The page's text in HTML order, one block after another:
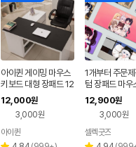
아이퀸 게이밍 마우스
키보드 대형 장패드 12
00/600/3mm 방수
초대형 노트북 패드
12,000원
3,000원
아이퀸
1개부터 주문
텀 장패드 마우
12,900원
3,000원
셀렉굿즈